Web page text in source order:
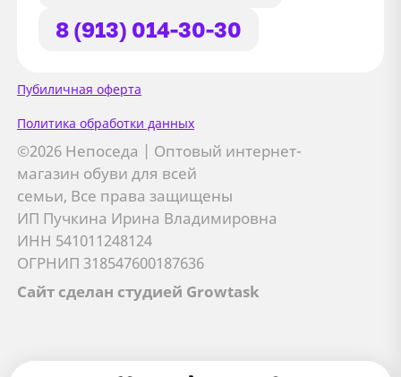
8 (913) 014-30-30
Пубиличная оферта
Политика обработки данных
©2026 Непоседа | Оптовый интернет-
магазин обуви для всей
семьи, Все права защищены
ИП Пучкина Ирина Владимировна
ИНН 541011248124
ОГРНИП 318547600187636
Сайт сделан студией Growtask
Сайт использует файлы Cookie
Мы используем файлы cookie и
сторонние сервисы (Yandex.Metrica и
AppMetrica) для анализа трафика,
персонализации контента и улучшения
сайта.
Подробнее см. вПолитике обработки персональных
данных
Принимаю